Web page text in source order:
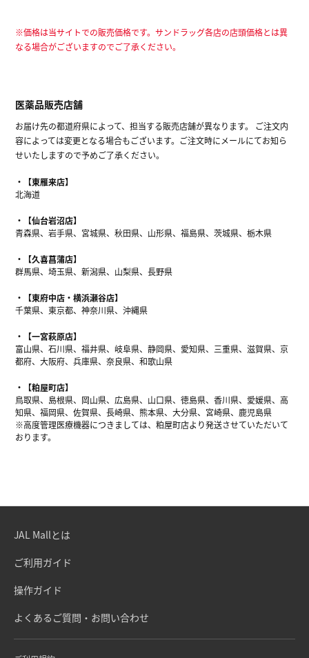
※価格は当サイトでの販売価格です。サンドラッグ各店の店頭価格とは異
なる場合がございますのでご了承ください。
医薬品販売店舗
お届け先の都道府県によって、担当する販売店舗が異なります。 ご注文内
容によっては変更となる場合もございます。ご注文時にメールにてお知ら
せいたしますので予めご了承ください。
【東雁来店】
北海道
【仙台岩沼店】
青森県、岩手県、宮城県、秋田県、山形県、福島県、茨城県、栃木県
【久喜菖蒲店】
群馬県、埼玉県、新潟県、山梨県、長野県
【東府中店・横浜瀬谷店】
千葉県、東京都、神奈川県、沖縄県
【一宮萩原店】
富山県、石川県、福井県、岐阜県、静岡県、愛知県、三重県、滋賀県、京
都府、大阪府、兵庫県、奈良県、和歌山県
【粕屋町店】
鳥取県、島根県、岡山県、広島県、山口県、徳島県、香川県、愛媛県、高
知県、福岡県、佐賀県、長崎県、熊本県、大分県、宮崎県、鹿児島県
※高度管理医療機器につきましては、粕屋町店より発送させていただいて
おります。
JAL Mallとは
ご利用ガイド
操作ガイド
よくあるご質問・お問い合わせ